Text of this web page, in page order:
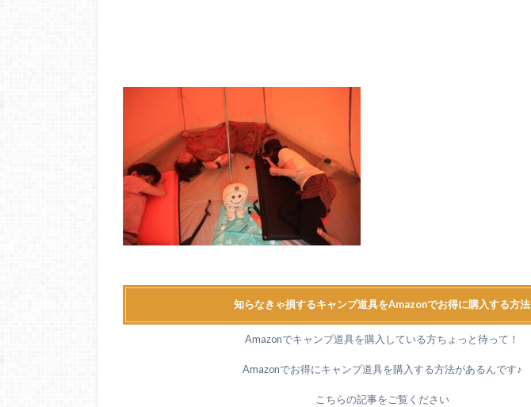
知らなきゃ損するキャンプ道具をAmazonでお得に購入する方法
Amazonでキャンプ道具を購入している方ちょっと待って！
Amazonでお得にキャンプ道具を購入する方法があるんです♪
こちらの記事をご覧ください